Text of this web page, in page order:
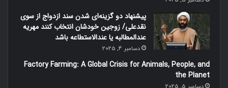
پیشنهاد دو گزینه‌ای شدن سند ازدواج از سوی
نقدعلی/ زوجین خودشان انتخاب کنند مهریه
عندالمطالبه یا عندالاستطاعه باشد
دسامبر 4, 2025
Factory Farming: A Global Crisis for Animals, People, and
the Planet